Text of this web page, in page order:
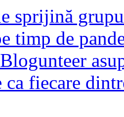
sprijină
timp de
fiecare